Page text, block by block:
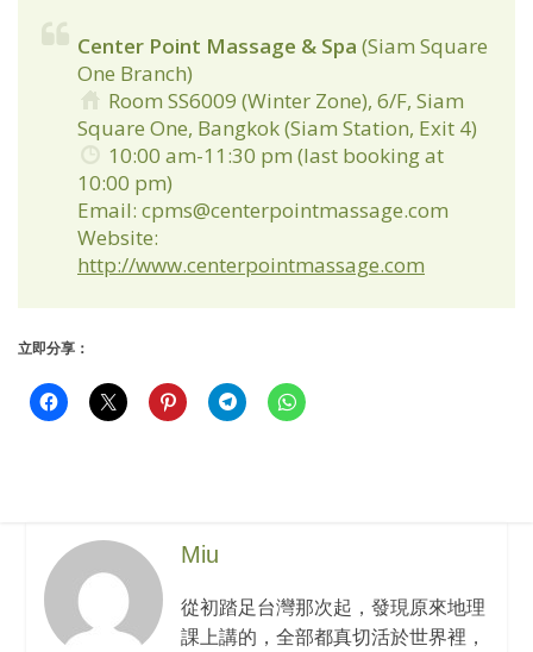
Center Point Massage & Spa (Siam Square
One Branch)
Room SS6009 (Winter Zone), 6/F, Siam
Square One, Bangkok (Siam Station, Exit 4)
10:00 am-11:30 pm (last booking at
10:00 pm)
Email: cpms@centerpointmassage.com
Website:
http://www.centerpointmassage.com
立即分享：
Miu
從初踏足台灣那次起，發現原來地理
課上講的，全部都真切活於世界裡，